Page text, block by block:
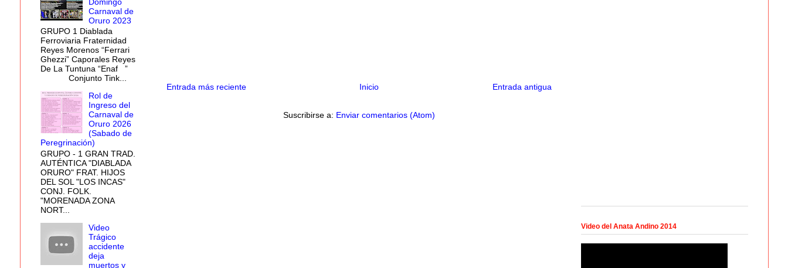
Entrada más reciente Entrada antigua
Inicio
Suscribirse a: Enviar comentarios (Atom)
Carnaval de
Oruro 2023
GRUPO 1 Diablada
Ferroviaria Fraternidad
Reyes Morenos “Ferrari
Ghezzi” Caporales Reyes
De La Tuntuna “Enaf ”
Conjunto Tink...
Rol de
Ingreso del
Carnaval de
Oruro 2026
(Sabado de
Peregrinación)
GRUPO - 1 GRAN TRAD.
AUTÉNTICA "DIABLADA
ORURO" FRAT. HIJOS
DEL SOL "LOS INCAS"
CONJ. FOLK.
"MORENADA ZONA
NORT...
Video
Trágico
accidente
deja
muertos y
Video del Anata Andino 2014